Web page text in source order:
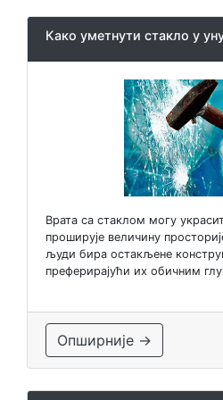
Како уметнути стакло у
Врата са стаклом могу
проширује величину
људи бира остакљене
преферирајући их обичним
Опширније →